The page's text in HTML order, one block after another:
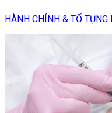
HÀNH CHÍNH & TỐ